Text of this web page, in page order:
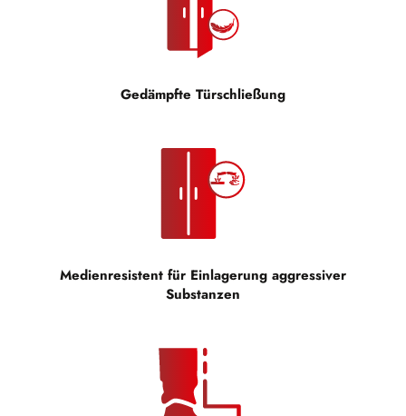
Gedämpfte Türschließung
Medienresistent für Einlagerung aggressiver
Substanzen